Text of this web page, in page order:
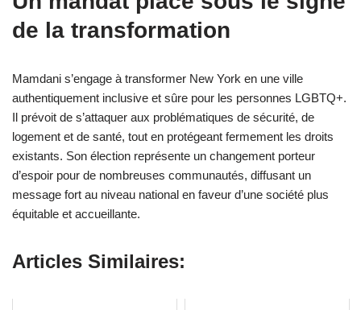
de la transformation
Mamdani s’engage à transformer New York en une ville
authentiquement inclusive et sûre pour les personnes LGBTQ+.
Il prévoit de s’attaquer aux problématiques de sécurité, de
logement et de santé, tout en protégeant fermement les droits
existants. Son élection représente un changement porteur
d’espoir pour de nombreuses communautés, diffusant un
message fort au niveau national en faveur d’une société plus
équitable et accueillante.
Articles Similaires: